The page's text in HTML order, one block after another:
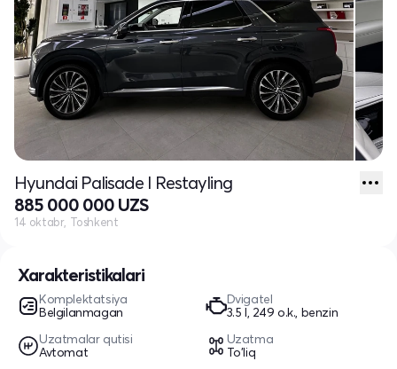
Xarakteristikalari
Komplektatsiya
Belgilanmagan
Dvigatel
3.5 l, 249 o.k., benzin
Uzatmalar qutisi
Avtomat
Uzatma
To'liq
Hyundai Palisade I Restayling
885 000 000 UZS
14 oktabr, Toshkent